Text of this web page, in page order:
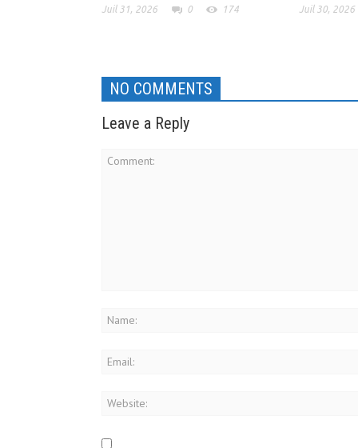
Juil 31, 2026 0 174 Juil 30, 2026
NO COMMENTS
Leave a Reply